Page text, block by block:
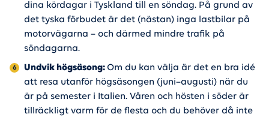
dina kördagar i Tyskland till en söndag. På grund av
det tyska förbudet är det (nästan) inga lastbilar på
motorvägarna – och därmed mindre trafik på
söndagarna.
Undvik högsäsong: Om du kan välja är det en bra idé
att resa utanför högsäsongen (juni–augusti) när du
är på semester i Italien. Våren och hösten i söder är
tillräckligt varm för de flesta och du behöver då inte